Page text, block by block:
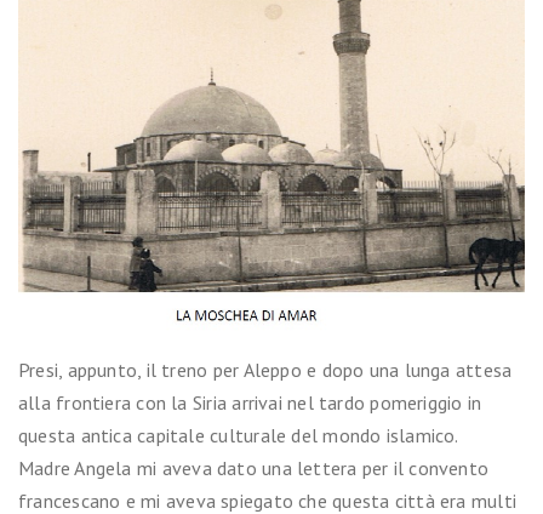
Presi, appunto, il treno per Aleppo e dopo una lunga attesa
alla frontiera con la Siria arrivai nel tardo pomeriggio in
questa antica capitale culturale del mondo islamico.
Madre Angela mi aveva dato una lettera per il convento
francescano e mi aveva spiegato che questa città era multi